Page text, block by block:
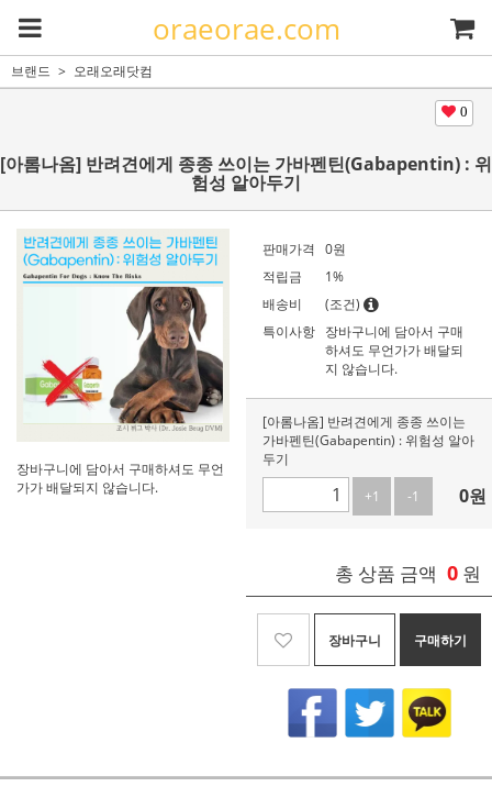
oraeorae.com
브랜드 오래오래닷컴
0
[아롬나옴] 반려견에게 종종 쓰이는 가바펜틴(Gabapentin) : 위
험성 알아두기
장바구니에 담아서 구매하셔도 무언
가가 배달되지 않습니다.
판매가격 0원
적립금
1%
배송비
(조건)
특이사항 장바구니에 담아서 구매
하셔도 무언가가 배달되
지 않습니다.
[아롬나옴] 반려견에게 종종 쓰이는
가바펜틴(Gabapentin) : 위험성 알아
두기
+1
-1 0원
총 상품 금액 0 원
장바구니 구매하기